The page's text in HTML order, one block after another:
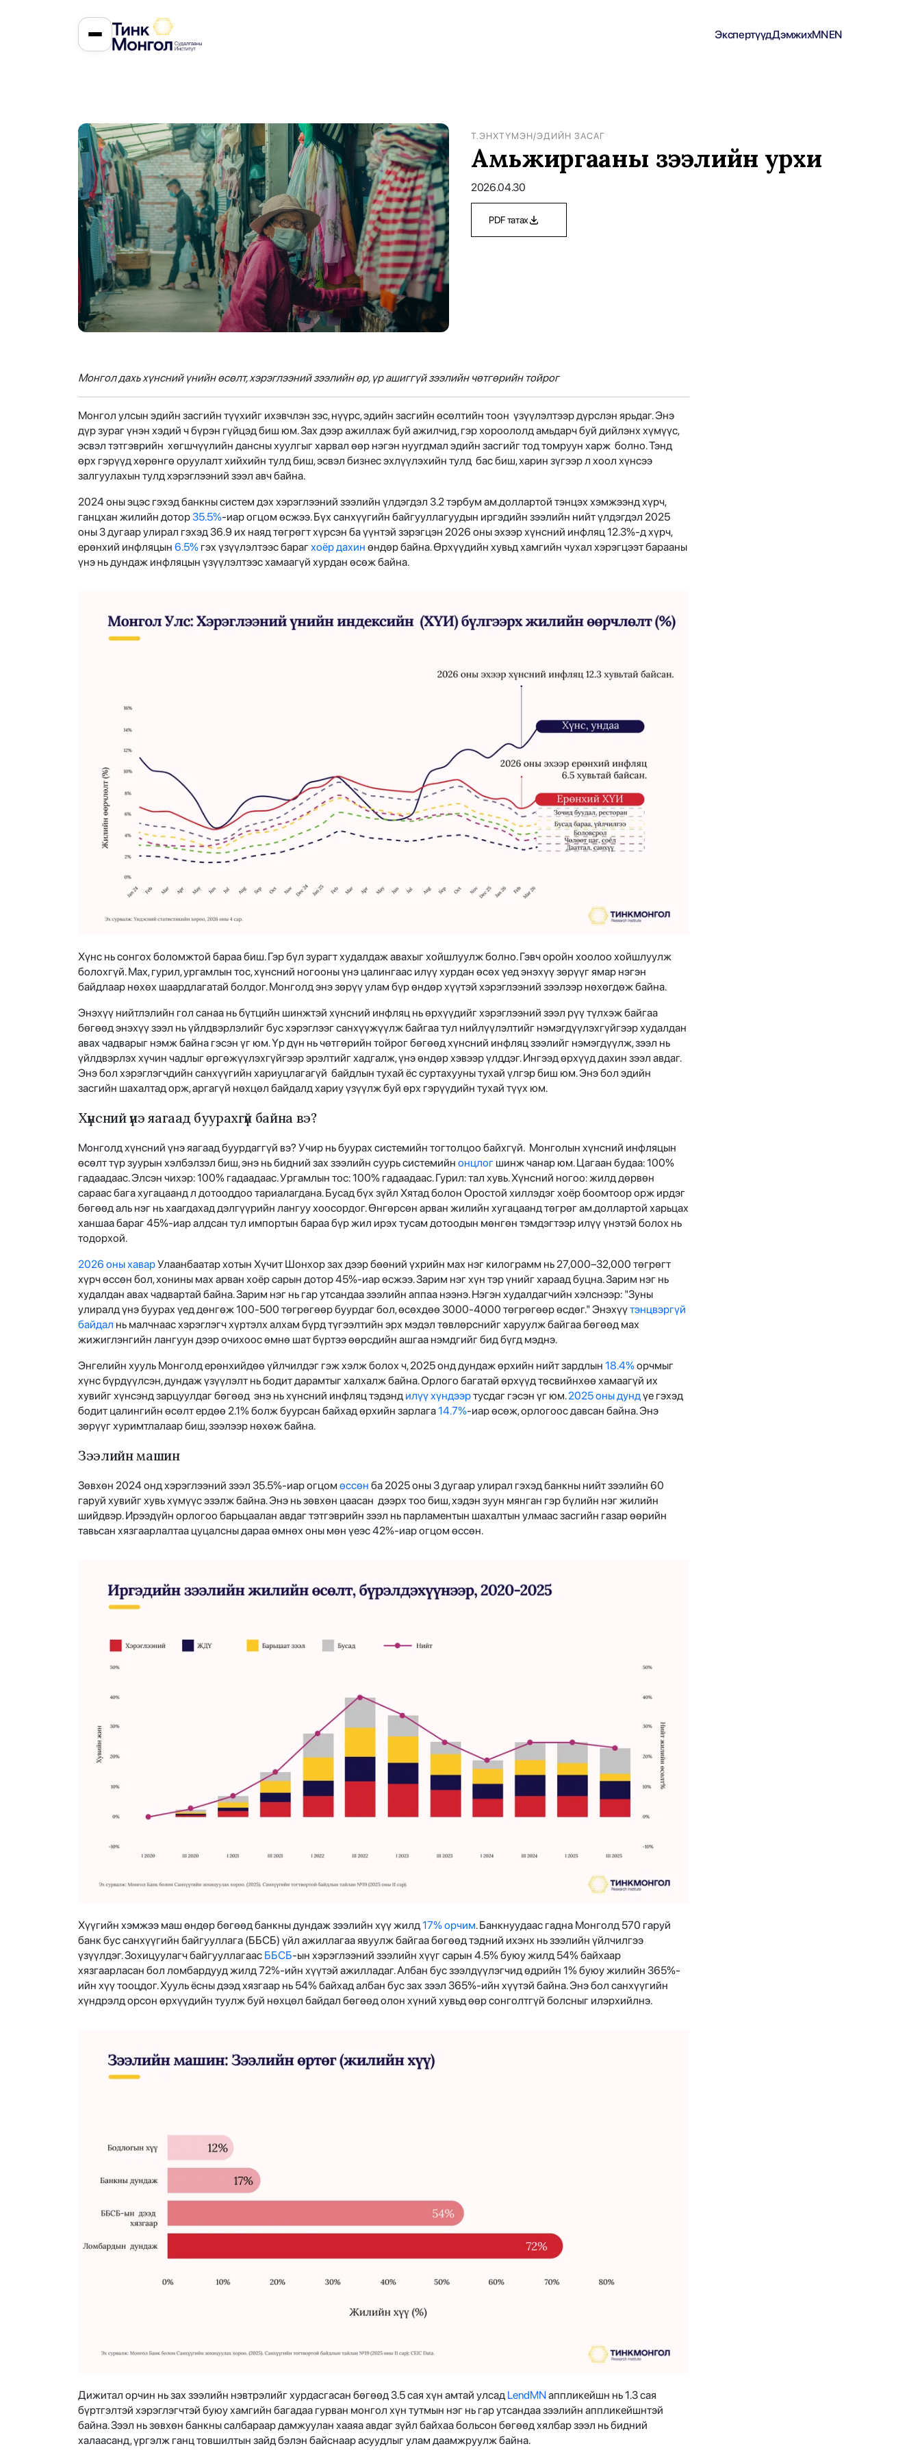
ЭкспертүүдДэмжихMNEN
Т.ЭНХТҮМЭН/ЭДИЙН ЗАСАГ
Амьжиргааны зээлийн урхи
2026.04.30
PDF татах
Монгол дахь хүнсний үнийн өсөлт, хэрэглээний зээлийн өр, үр ашиггүй зээлийн чөтгөрийн тойрог
Монгол улсын эдийн засгийн түүхийг ихэвчлэн зэс, нүүрс, эдийн засгийн өсөлтийн тоон үзүүлэлтээр дүрслэн ярьдаг. Энэ
дүр зураг үнэн хэдий ч бүрэн гүйцэд биш юм. Зах дээр ажиллаж буй ажилчид, гэр хороололд амьдарч буй дийлэнх хүмүүс,
эсвэл тэтгэврийн хөгшчүүлийн дансны хуулгыг харвал өөр нэгэн нуугдмал эдийн засгийг тод томруун харж болно. Тэнд
өрх гэрүүд хөрөнгө оруулалт хийхийн тулд биш, эсвэл бизнес эхлүүлэхийн тулд бас биш, харин зүгээр л хоол хүнсээ
залгуулахын тулд хэрэглээний зээл авч байна.
2024 оны эцэс гэхэд банкны систем дэх хэрэглээний зээлийн үлдэгдэл 3.2 тэрбум ам.доллартoй тэнцэх хэмжээнд хүрч,
ганцхан жилийн дотор35.5%-иар огцом өсжээ. Бүх санхүүгийн байгууллагуудын иргэдийн зээлийн нийт үлдэгдэл 2025
оны 3 дугаар улирал гэхэд 36.9 их наяд төгрөгт хүрсэн ба үүнтэй зэрэгцэн 2026 оны эхээр хүнсний инфляц 12.3%-д хүрч,
ерөнхий инфляцын 6.5% гэх үзүүлэлтээс барагхоёр дахин өндөр байна. Өрхүүдийн хувьд хамгийн чухал хэрэгцээт барааны
үнэ нь дундаж инфляцын үзүүлэлтээс хамаагүй хурдан өсөж байна.
Хүнс нь сонгох боломжтой бараа биш. Гэр бүл зурагт худалдаж авахыг хойшлуулж болно. Гэвч оройн хоолоо хойшлуулж
болохгүй. Мах, гурил, ургамлын тос, хүнсний ногооны үнэ цалингаас илүү хурдан өсөх үед энэхүү зөрүүг ямар нэгэн
байдлаар нөхөх шаардлагатай болдог. Монголд энэ зөрүү улам бүр өндөр хүүтэй хэрэглээний зээлээр нөхөгдөж байна.
Энэхүү нийтлэлийн гол санаа нь бүтцийн шинжтэй хүнсний инфляц нь өрхүүдийг хэрэглээний зээл рүү түлхэж байгаа
бөгөөд энэхүү зээл нь үйлдвэрлэлийг бус хэрэглээг санхүүжүүлж байгаа тул нийлүүлэлтийг нэмэгдүүлэхгүйгээр худалдан
авах чадварыг нэмж байна гэсэн үг юм. Үр дүн нь чөтгөрийн тойрог бөгөөд хүнсний инфляц зээлийг нэмэгдүүлж, зээл нь
үйлдвэрлэх хүчин чадлыг өргөжүүлэхгүйгээр эрэлтийг хадгалж, үнэ өндөр хэвээр үлддэг. Ингээд өрхүүд дахин зээл авдаг.
Энэ бол хэрэглэгчдийн санхүүгийн хариуцлагагүй байдлын тухай ёс суртахууны тухай үлгэр биш юм. Энэ бол эдийн
засгийн шахалтад орж, аргагүй нөхцөл байдалд хариу үзүүлж буй өрх гэрүүдийн тухай түүх юм.
Хүнсний үнэ яагаад буурахгүй байна вэ?
Монголд хүнсний үнэ яагаад буурдаггүй вэ? Учир нь буурах системийн тогтолцоо байхгүй. Монголын хүнсний инфляцын
өсөлт түр зуурын хэлбэлзэл биш, энэ нь бидний зах зээлийн суурь системийн онцлог шинж чанар юм. Цагаан будаа: 100%
гадаадаас. Элсэн чихэр: 100% гадаадаас. Ургамлын тос: 100% гадаадаас. Гурил: тал хувь. Хүнсний ногоо: жилд дөрвөн
сараас бага хугацаанд л дотооддоо тариалагдана. Бусад бүх зүйл Хятад болон Оростой хиллэдэг хоёр боомтоор орж ирдэг
бөгөөд аль нэг нь хаагдахад дэлгүүрийн лангуу хоосордог. Өнгөрсөн арван жилийн хугацаанд төгрөг ам.доллартой харьцах
ханшаа бараг 45%-иар алдсан тул импортын бараа бүр жил ирэх тусам дотоодын мөнгөн тэмдэгтээр илүү үнэтэй болох нь
тодорхой.
2026 оны хаварУлаанбаатар хотын Хүчит Шонхор зах дээр бөөний үхрийн мах нэг килограмм нь 27,000–32,000 төгрөгт
хүрч өссөн бол, хонины мах арван хоёр сарын дотор 45%-иар өсжээ. Зарим нэг хүн тэр үнийг хараад буцна. Зарим нэг нь
худалдан авах чадвартай байна. Зарим нэг нь гар утсандаа зээлийн аппаа нээнэ. Нэгэн худалдагчийн хэлснээр: "Зуны
улиралд үнэ буурах үед дөнгөж 100-500 төгрөгөөр буурдаг бол, өсөхдөө 3000-4000 төгрөгөөр өсдөг." Энэхүүтэнцвэргүй
байдал нь малчнаас хэрэглэгч хүртэлх алхам бүрд түгээлтийн эрх мэдэл төвлөрснийг харуулж байгаа бөгөөд мах
жижиглэнгийн лангуун дээр очихоос өмнө шат бүртээ өөрсдийн ашгаа нэмдгийг бид бүгд мэднэ.
Энгелийн хууль Монголд ерөнхийдөө үйлчилдэг гэж хэлж болох ч, 2025 онд дундаж өрхийн нийт зардлын 18.4%орчмыг
хүнс бүрдүүлсэн, дундаж үзүүлэлт нь бодит дарамтыг халхалж байна. Орлого багатай өрхүүд төсвийнхөө хамаагүй их
хувийг хүнсэнд зарцуулдаг бөгөөд энэ нь хүнсний инфляц тэдэнд илүү хүндээртусдаг гэсэн үг юм.2025 оны дундүе гэхэд
бодит цалингийн өсөлт ердөө 2.1% болж буурсан байхад өрхийн зарлага14.7%-иар өсөж, орлогоос давсан байна. Энэ
зөрүүг хуримтлалаар биш, зээлээр нөхөж байна.
Зээлийн машин
Зөвхөн 2024 онд хэрэглээний зээл 35.5%-иар огцом өссөн ба 2025 оны 3 дугаар улирал гэхэд банкны нийт зээлийн 60
гаруй хувийг хувь хүмүүс эзэлж байна. Энэ нь зөвхөн цаасан дээрх тоо биш, хэдэн зуун мянган гэр бүлийн нэг жилийн
шийдвэр. Ирээдүйн орлогоо барьцаалан авдаг тэтгэврийн зээл нь парламентын шахалтын улмаас засгийн газар өөрийн
тавьсан хязгаарлалтаа цуцалсны дараа өмнөх оны мөн үеэс 42%-иар огцом өссөн.
Хүүгийн хэмжээ маш өндөр бөгөөд банкны дундаж зээлийн хүү жилд17% орчим. Банкнуудаас гадна Монголд 570 гаруй
банк бус санхүүгийн байгууллага (ББСБ) үйл ажиллагаа явуулж байгаа бөгөөд тэдний ихэнх нь зээлийн үйлчилгээ
үзүүлдэг. Зохицуулагч байгууллагаас ББСБ-ын хэрэглээний зээлийн хүүг сарын 4.5% буюу жилд 54% байхаар
хязгаарласан бол ломбардууд жилд 72%-ийн хүүтэй ажилладаг. Албан бус зээлдүүлэгчид өдрийн 1% буюу жилийн 365%-
ийн хүү тооцдог. Хууль ёсны дээд хязгаар нь 54% байхад албан бус зах зээл 365%-ийн хүүтэй байна. Энэ бол санхүүгийн
хүндрэлд орсон өрхүүдийн туулж буй нөхцөл байдал бөгөөд олон хүний хувьд өөр сонголтгүй болсныг илэрхийлнэ.
Дижитал орчин нь зах зээлийн нэвтрэлийг хурдасгасан бөгөөд 3.5 сая хүн амтай улсад LendMN аппликейшн нь 1.3 сая
бүртгэлтэй хэрэглэгчтэй буюу хамгийн багадаа гурван монгол хүн тутмын нэг нь гар утсандаа зээлийн аппликейшнтэй
байна. Зээл нь зөвхөн банкны салбараар дамжуулан хааяа авдаг зүйл байхаа больсон бөгөөд хялбар зээл нь бидний
халаасанд, үргэлж ганц товшилтын зайд бэлэн байснаар асуудлыг улам даамжруулж байна.